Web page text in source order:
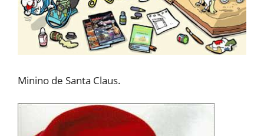
Minino de Santa Claus.